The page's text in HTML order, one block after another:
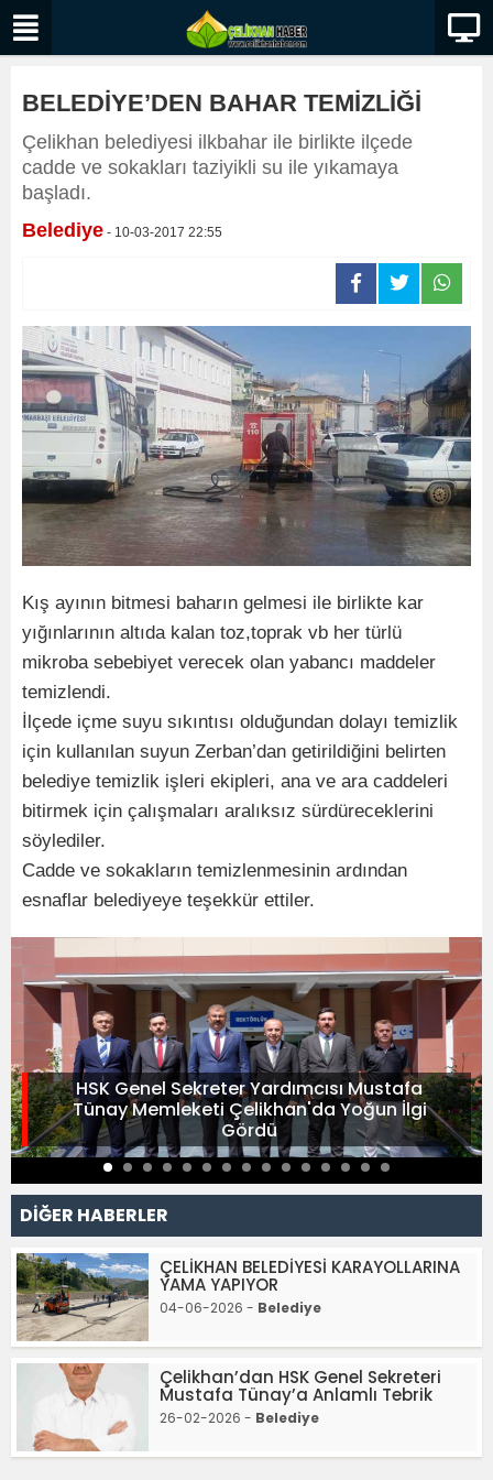
BELEDİYE’DEN BAHAR TEMİZLİĞİ
Çelikhan belediyesi ilkbahar ile birlikte ilçede
cadde ve sokakları taziyikli su ile yıkamaya
başladı.
Belediye - 10-03-2017 22:55
Kış ayının bitmesi baharın gelmesi ile birlikte kar
yığınlarının altıda kalan toz,toprak vb her türlü
mikroba sebebiyet verecek olan yabancı maddeler
temizlendi.
İlçede içme suyu sıkıntısı olduğundan dolayı temizlik
için kullanılan suyun Zerban’dan getirildiğini belirten
belediye temizlik işleri ekipleri, ana ve ara caddeleri
bitirmek için çalışmaları aralıksız sürdüreceklerini
söylediler.
Cadde ve sokakların temizlenmesinin ardından
esnaflar belediyeye teşekkür ettiler.
HSK Genel Sekreter Yardımcısı Mustafa
Tünay Memleketi Çelikhan'da Yoğun İlgi
Gördü
DİĞER HABERLER
ÇELİKHAN BELEDİYESİ KARAYOLLARINA
YAMA YAPIYOR
04-06-2026 - Belediye
Çelikhan’dan HSK Genel Sekreteri
Mustafa Tünay’a Anlamlı Tebrik
26-02-2026 - Belediye